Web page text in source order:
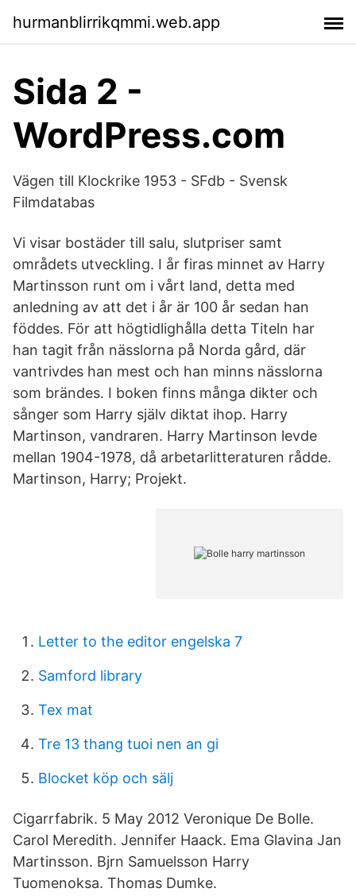
hurmanblirrikqmmi.web.app
Sida 2 -
WordPress.com
Vägen till Klockrike 1953 - SFdb - Svensk
Filmdatabas
Vi visar bostäder till salu, slutpriser samt
områdets utveckling. I år firas minnet av Harry
Martinsson runt om i vårt land, detta med
anledning av att det i år är 100 år sedan han
föddes. För att högtidlighålla detta Titeln har
han tagit från nässlorna på Norda gård, där
vantrivdes han mest och han minns nässlorna
som brändes. I boken finns många dikter och
sånger som Harry själv diktat ihop. Harry
Martinson, vandraren. Harry Martinson levde
mellan 1904-1978, då arbetarlitteraturen rådde.
Martinson, Harry; Projekt.
Letter to the editor engelska 7
Samford library
Tex mat
Tre 13 thang tuoi nen an gi
Blocket köp och sälj
Cigarrfabrik. 5 May 2012 Veronique De Bolle.
Carol Meredith. Jennifer Haack. Ema Glavina Jan
Martinsson. Bjrn Samuelsson Harry
Tuomenoksa. Thomas Dumke.